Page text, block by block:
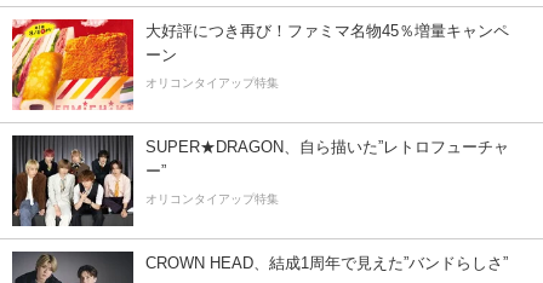
大好評につき再び！ファミマ名物45％増量キャンペ
ーン
オリコンタイアップ特集
SUPER★DRAGON、自ら描いた”レトロフューチャ
ー”
オリコンタイアップ特集
CROWN HEAD、結成1周年で見えた”バンドらしさ”